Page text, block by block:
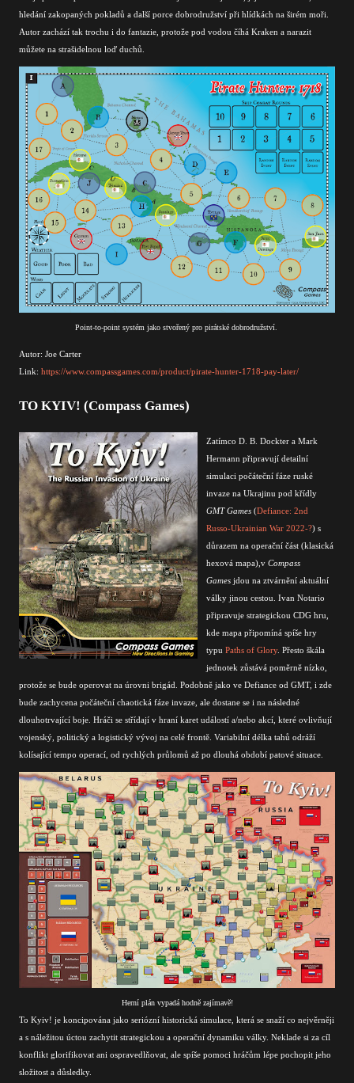
hledání zakopaných pokladů a další porce dobrodružství při hlídkách na širém moři.
Autor zachází tak trochu i do fantazie, protože pod vodou číhá Kraken a narazit
můžete na strašidelnou loď duchů.
Point-to-point systém jako stvořený pro pirátské dobrodružství.
Autor: Joe Carter
Link: https://www.compassgames.com/product/pirate-hunter-1718-pay-later/
TO KYIV! (Compass Games)
Zatímco D. B. Dockter a Mark
Hermann připravují detailní
simulaci počáteční fáze ruské
invaze na Ukrajinu pod křídly
GMT Games (Defiance: 2nd
Russo-Ukrainian War 2022-?) s
důrazem na operační část (klasická
hexová mapa),vCompass
Games jdou na ztvárnění aktuální
války jinou cestou. Ivan Notario
připravuje strategickou CDG hru,
kde mapa připomíná spíše hry
typuPaths of Glory. Přesto škála
jednotek zůstává poměrně nízko,
protože se bude operovat na úrovni brigád. Podobně jako ve Defiance od GMT, i zde
bude zachycena počáteční chaotická fáze invaze, ale dostane se i na následné
dlouhotrvající boje. Hráči se střídají v hraní karet událostí a/nebo akcí, které ovlivňují
vojenský, politický a logistický vývoj na celé frontě. Variabilní délka tahů odráží
kolísající tempo operací, od rychlých průlomů až po dlouhá období patové situace.
Herní plán vypadá hodně zajímavě!
To Kyiv! je koncipována jako seriózní historická simulace, která se snaží co nejvěrněji
a s náležitou úctou zachytit strategickou a operační dynamiku války. Neklade si za cíl
konflikt glorifikovat ani ospravedlňovat, ale spíše pomoci hráčům lépe pochopit jeho
složitost a důsledky.